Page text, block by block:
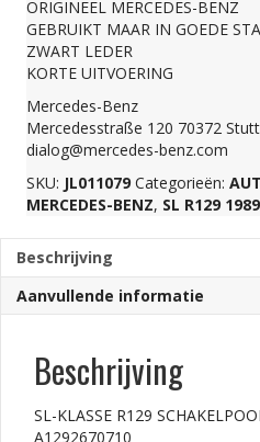
ORIGINEEL MERCEDES-BENZ
GEBRUIKT MAAR IN GOEDE
ZWART LEDER
KORTE UITVOERING
Mercedes-Benz
Mercedesstraße 120 70372
dialog@mercedes-benz.com
SKU: JL011079 Categorieën:
MERCEDES-BENZ, SL R129
Beschrijving
Aanvullende informatie
Beschrijving
SL-KLASSE R129
A1292670710